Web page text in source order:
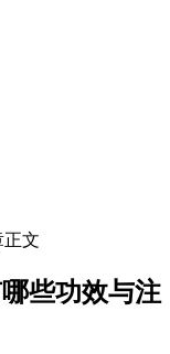
正文
些功效与注